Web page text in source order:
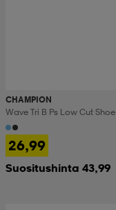
CHAMPION
Wave Tri B Ps Low Cut Shoe
26,99
Suositushinta 43,99